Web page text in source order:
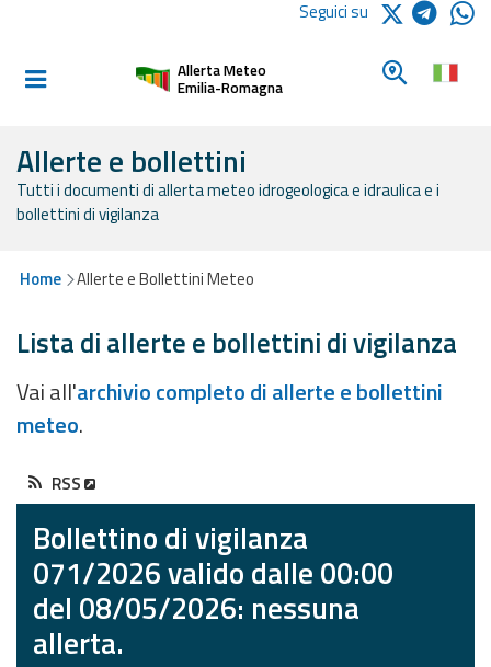
Informati e
Allerte E
Bollettini
Allerte e
Bollettini
Valanghe
Monitoraggio
eventi
Previsioni e dati
Previsioni meteo e
marine
Seguici su
Allerta Meteo
Emilia-Romagna
Cerca un
Allerte e bollettini
Tutti i documenti di allerta meteo idrogeologica e idraulica e i
bollettini di vigilanza
Home Allerte e Bollettini Meteo
Lista di allerte e bollettini di vigilanza
Vai all'archivio completo di allerte e bollettini
meteo.
RSS
Bollettino di vigilanza
071/2026 valido dalle 00:00
del 08/05/2026: nessuna
allerta.